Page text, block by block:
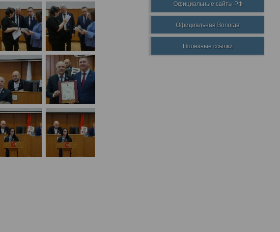
Официальные сайты РФ
Официальная Вологда
Полезные ссылки